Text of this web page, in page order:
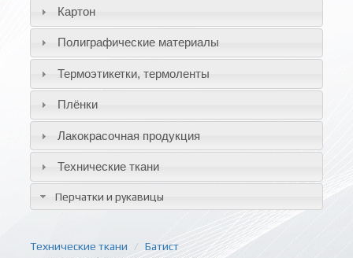
Картон
Полиграфические материалы
Термоэтикетки, термоленты
Плёнки
Лакокрасочная продукция
Технические ткани
Перчатки и рукавицы
Технические ткани
Батист